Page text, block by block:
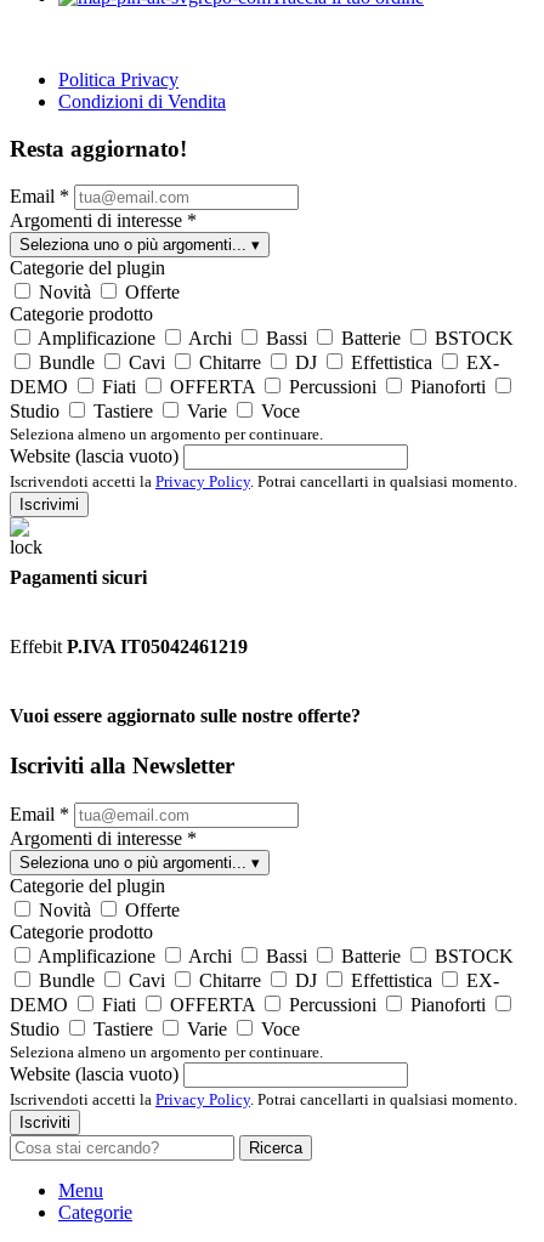
Politica Privacy
Condizioni di Vendita
Resta aggiornato!
Email *
Argomenti di interesse *
Seleziona uno o più argomenti... ▾
Categorie del plugin
Novità
Offerte
Categorie prodotto
Amplificazione
Archi Bassi Batterie
BSTOCK
Bundle
Cavi Chitarre DJ Effettistica
EX-
DEMO
Fiati OFFERTA Percussioni
Pianoforti
Studio
Tastiere Varie Voce
Seleziona almeno un argomento per continuare.
Website (lascia vuoto)
Iscrivendoti accetti la Privacy Policy. Potrai cancellarti in qualsiasi momento.
Iscrivimi
Pagamenti sicuri
Effebit P.IVA IT05042461219
Vuoi essere aggiornato sulle nostre offerte?
Iscriviti alla Newsletter
Email *
Argomenti di interesse *
Seleziona uno o più argomenti... ▾
Categorie del plugin
Novità
Offerte
Categorie prodotto
Amplificazione
Archi Bassi Batterie
BSTOCK
Bundle
Cavi Chitarre DJ Effettistica
EX-
DEMO
Fiati OFFERTA Percussioni
Pianoforti
Studio
Tastiere Varie Voce
Seleziona almeno un argomento per continuare.
Website (lascia vuoto)
Iscrivendoti accetti la Privacy Policy. Potrai cancellarti in qualsiasi momento.
Iscriviti
Ricerca
Menu
Categorie